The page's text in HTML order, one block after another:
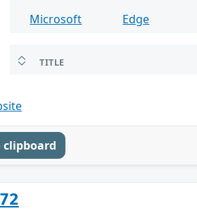
Microsoft Edge
TITLE
clipboard